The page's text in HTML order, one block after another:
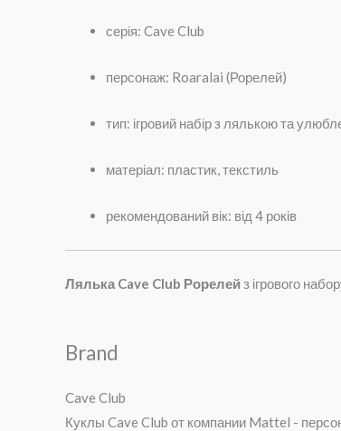
серія: Cave Club
персонаж: Roaralai (Рорелей)
тип: ігровий набір з лялькою та
матеріал: пластик, текстиль
рекомендований вік: від 4 років
Лялька Cave Club Рорелей з ігрового
Brand
Cave Club
Куклы Cave Club от компании Mattel -